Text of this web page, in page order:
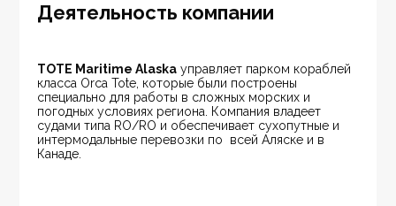
Деятельность компании
TOTE Maritime Alaska управляет парком кораблей
класса Orca Tote, которые были построены
специально для работы в сложных морских и
погодных условиях региона. Компания владеет
судами типа RO/RO и обеспечивает сухопутные и
интермодальные перевозки по  всей Аляске и в
Канаде.